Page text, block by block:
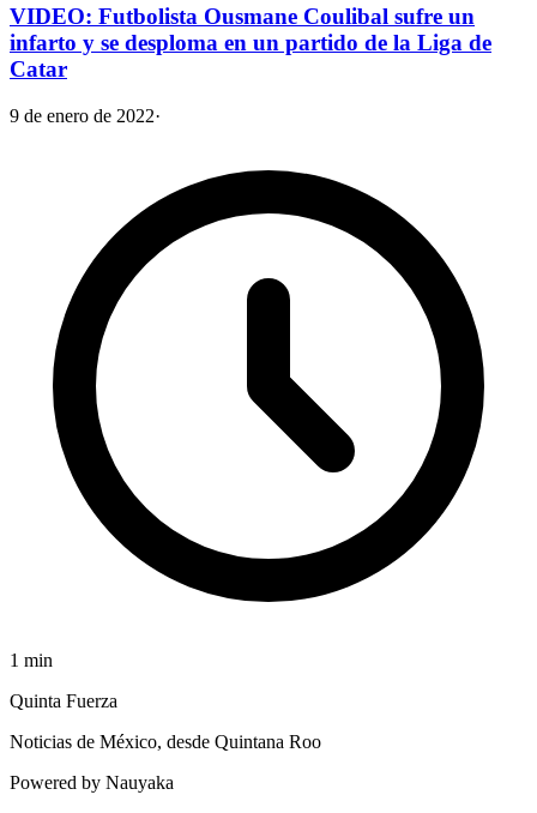
VIDEO: Futbolista Ousmane Coulibal sufre un
infarto y se desploma en un partido de la Liga de
Catar
9 de enero de 2022·
1 min
Quinta Fuerza
Noticias de México, desde Quintana Roo
Powered by Nauyaka